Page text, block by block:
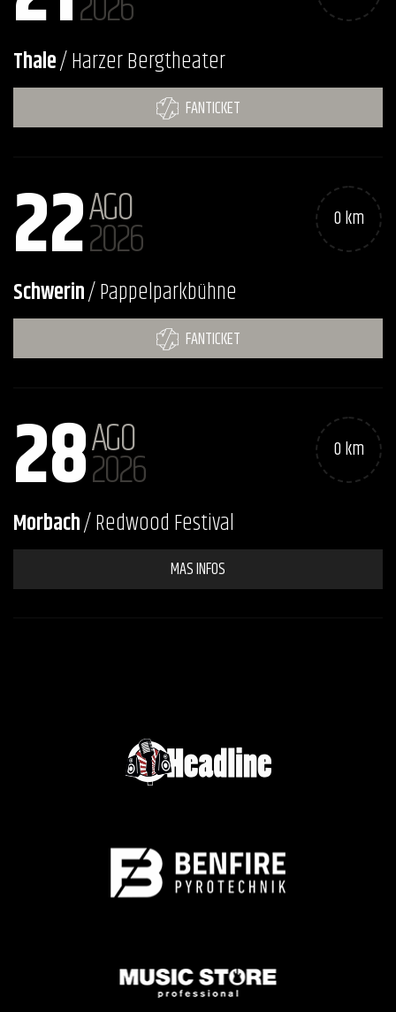
Thale/ Harzer Bergtheater
FANTICKET
22AGO
2026 0 km
Schwerin/ Pappelparkbühne
FANTICKET
28AGO
2026 0 km
Morbach/ Redwood Festival
MAS INFOS